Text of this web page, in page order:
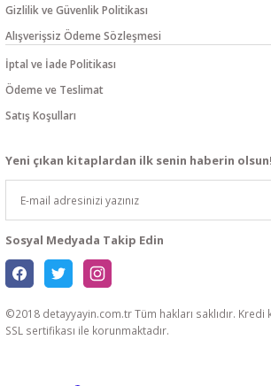
Gizlilik ve Güvenlik Politikası
Alışverişsiz Ödeme Sözleşmesi
İptal ve İade Politikası
Ödeme ve Teslimat
Satış Koşulları
Yeni çıkan kitaplardan ilk senin haberin olsun!
Sosyal Medyada Takip Edin
©2018 detayyayin.com.tr Tüm hakları saklıdır.
SSL sertifikası ile korunmaktadır.